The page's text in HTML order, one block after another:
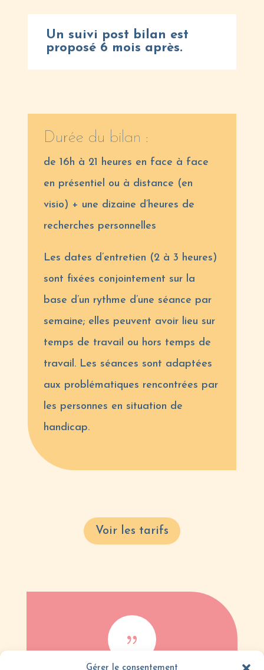
Gérer le consentement
Un suivi post bilan est
proposé 6 mois après.
Durée du bilan :
de 16h à 21 heures en face à face
en présentiel ou à distance (en
visio) + une dizaine d’heures de
recherches personnelles
Les dates d’entretien (2 à 3 heures)
sont fixées conjointement sur la
base d’un rythme d’une séance par
semaine; elles peuvent avoir lieu sur
temps de travail ou hors temps de
travail. Les séances sont adaptées
aux problématiques rencontrées par
les personnes en situation de
handicap.
Voir les tarifs
{